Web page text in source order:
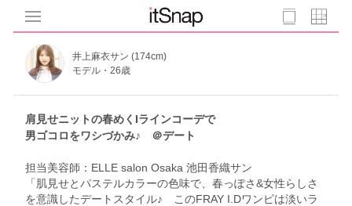
井上麻衣サン (174cm)
モデル・26歳
肩見せニットの春めくIラインコーデで
男ゴコロをワシづかみ♪ ＠デート
担当美容師：ELLE salon Osaka 池田香織サン
「肌見せとパステルカラーの色味で、春っぽさ&女性らしさ
を意識したデートスタイル♪ このFRAY I.Dワンピは淡いラ